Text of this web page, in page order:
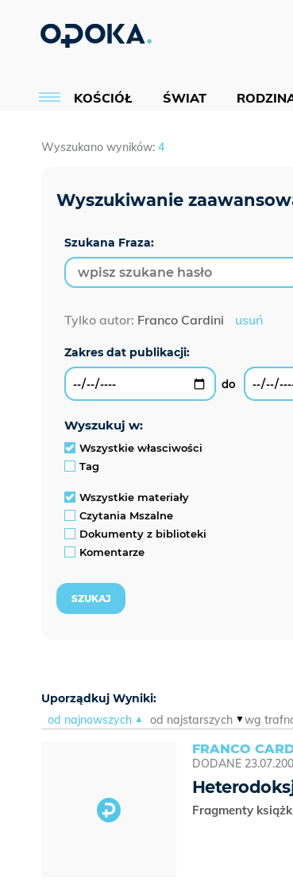
KOŚCIÓŁ ŚWIAT
Wyszukano wyników: 4
Szukana Fraza:
Tylko autor: Franco Cardini usuń
wyszukuj w:
Wszystkie własciwości
Tag
Wszystkie materiały
Czytania Mszalne
Dokumenty z biblioteki
Komentarze
Uporządkuj Wyniki:
od najnowszych
od najstarszych wg
FRANCO
DODANE
Fragmenty